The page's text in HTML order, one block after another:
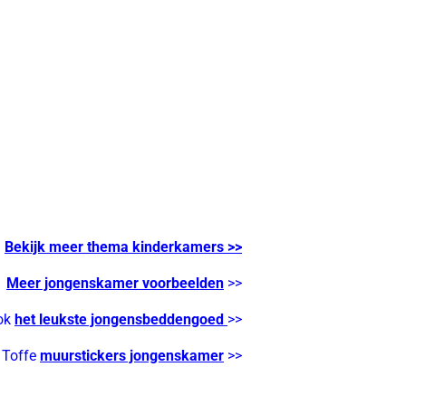
Bekijk meer thema kinderkamers >>
Meer jongenskamer voorbeelden >>
het leukste jongensbeddengoed >>
Toffe muurstickers jongenskamer >>